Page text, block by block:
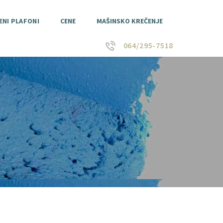
PLAFONI CENE MAŠINSKO KREČENJE
064/295-7518